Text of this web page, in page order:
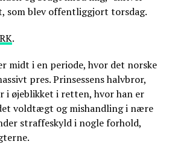
som blev offentliggjort torsdag.
.
midt i en periode, hvor det norske
pres. Prinsessens halvbror,
i øjeblikket i retten, hvor han er
voldtægt og mishandling i nære
straffeskyld i nogle forhold,